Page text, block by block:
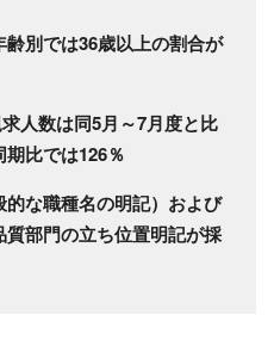
別では36歳以上の割合が
人数は同5月～7月度と比
比では126％
な職種名の明記）および
部門の立ち位置明記が採